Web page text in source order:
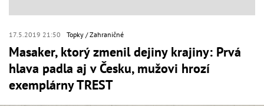
17.5.2019 21:50 Topky Zahraničné
Masaker, ktorý zmenil dejiny krajiny: Prvá
hlava padla aj v Česku, mužovi hrozí
exemplárny TREST